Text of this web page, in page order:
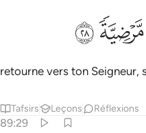
ﱤﱥ
retourne vers ton Seigneur,
Tafsirs Leçons Réflexions
89:29